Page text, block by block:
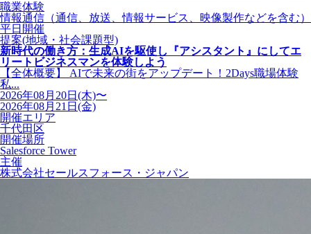
職業体験
情報通信（通信、放送、情報サービス、映像製作などを含む）
平日開催
提案(地域・社会課題型)
新時代の働き方：生成AIを駆使し『アシスタント』にしてエ
リートビジネスマンを体験しよう
【全体概要】 AIで未来の街をアップデート！2Days職場体験
私...
2026年08月20日(木)〜
2026年08月21日(金)
開催エリア
千代田区
開催場所
Salesforce Tower
主催
株式会社セールスフォース・ジャパン